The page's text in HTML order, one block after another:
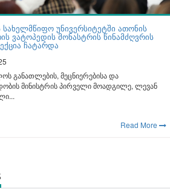
უნივერსიტეტში ათონის
ვატოპედის მონასტრის წინამძღვრის
ჩატარდა
განათლების, მეცნიერებისა და
მინისტრის პირველი მოადგილე, ლევან
Read More